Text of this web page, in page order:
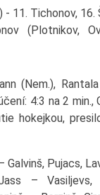
- 11. Tichonov,
(Plotnikov,
(Nem.),
4:3 na 2
hokejkou,
Galvinš, Pujacs,
– Vasiljevs,